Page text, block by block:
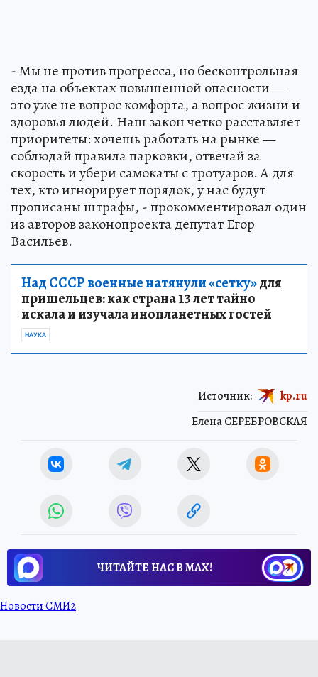
- Мы не против прогресса, но бесконтрольная
езда на объектах повышенной опасности —
это уже не вопрос комфорта, а вопрос жизни и
здоровья людей. Наш закон четко расставляет
приоритеты: хочешь работать на рынке —
соблюдай правила парковки, отвечай за
скорость и убери самокаты с тротуаров. А для
тех, кто игнорирует порядок, у нас будут
прописаны штрафы, - прокомментировал один
из авторов законопроекта депутат Егор
Васильев.
Над СССР военные натянули «сетку»для
пришельцев: как страна 13 лет тайно
искала и изучала инопланетных гостей
НАУКА
Елена СЕРЕБРОВСКАЯ
Источник: kp.ru
ЧИТАЙТЕ НАС В МАХ!
Новости СМИ2